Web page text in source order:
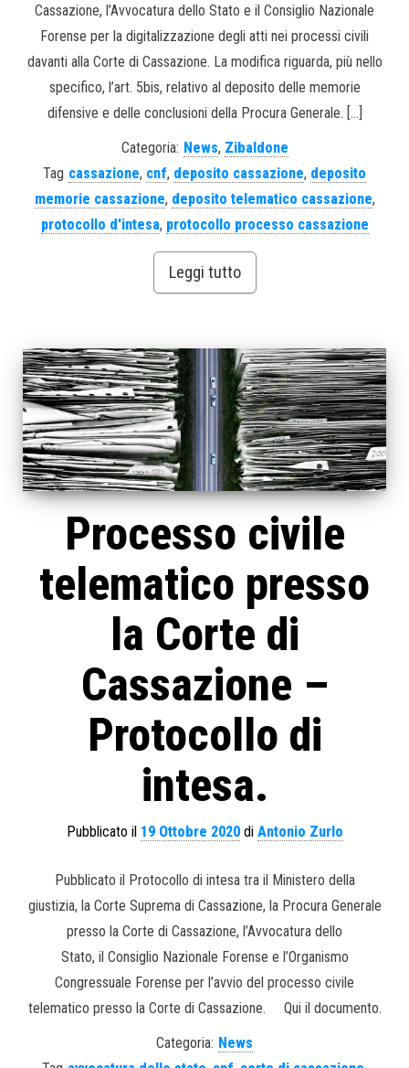
Cassazione, l’Avvocatura dello Stato e il Consiglio Nazionale
Forense per la digitalizzazione degli atti nei processi civili
davanti alla Corte di Cassazione. La modifica riguarda, più nello
specifico, l’art. 5bis, relativo al deposito delle memorie
difensive e delle conclusioni della Procura Generale. […]
Categoria: News, Zibaldone
Tag cassazione, cnf, deposito cassazione, deposito
memorie cassazione, deposito telematico cassazione,
protocollo d'intesa, protocollo processo cassazione
Leggi tutto
Processo civile
telematico presso
la Corte di
Cassazione –
Protocollo di
intesa.
Pubblicato il 19 Ottobre 2020di Antonio Zurlo
Pubblicato il Protocollo di intesa tra il Ministero della
giustizia, la Corte Suprema di Cassazione, la Procura Generale
presso la Corte di Cassazione, l’Avvocatura dello
Stato, il Consiglio Nazionale Forense e l’Organismo
Congressuale Forense per l’avvio del processo civile
telematico presso la Corte di Cassazione. Qui il documento.
Categoria: News